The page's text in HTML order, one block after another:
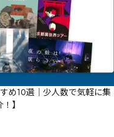
め10選｜少人数で気軽に集
】